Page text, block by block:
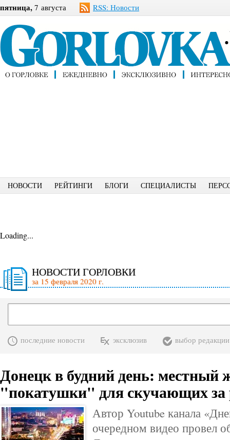
пятница, 7 августа RSS: Новости
НОВОСТИ РЕЙТИНГИ БЛОГИ СПЕЦИАЛИСТЫ
Loading...
НОВОСТИ ГОРЛОВКИ
за 15 февраля 2020 г.
последние новости эксклюзив выбор редакции
Донецк в будний день: местный
"покатушки" для скучающих за
Автор Youtube канала
очередном видео провел